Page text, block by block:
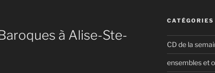
à Alise-Ste-
CATÉGORIES
CD de la
ensembles et